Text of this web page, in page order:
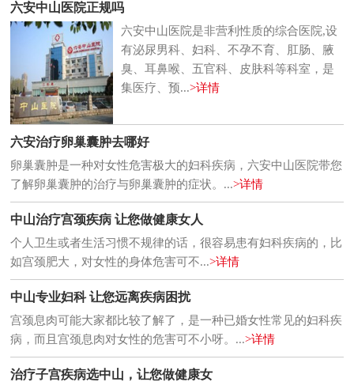
六安中山医院正规吗
六安中山医院是非营利性质的综合医院,设
有泌尿男科、妇科、不孕不育、肛肠、腋
臭、耳鼻喉、五官科、皮肤科等科室，是
集医疗、预...>详情
六安治疗卵巢囊肿去哪好
卵巢囊肿是一种对女性危害极大的妇科疾病，六安中山医院带您
了解卵巢囊肿的治疗与卵巢囊肿的症状。...>详情
中山治疗宫颈疾病 让您做健康女人
个人卫生或者生活习惯不规律的话，很容易患有妇科疾病的，比
如宫颈肥大，对女性的身体危害可不...>详情
中山专业妇科 让您远离疾病困扰
宫颈息肉可能大家都比较了解了，是一种已婚女性常见的妇科疾
病，而且宫颈息肉对女性的危害可不小呀。...>详情
治疗子宫疾病选中山，让您做健康女